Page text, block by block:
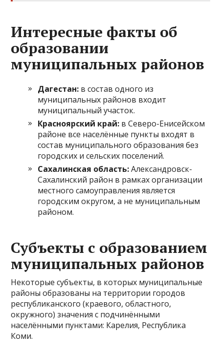
Интересные факты об
образовании
муниципальных районов
Дагестан: в состав одного из
муниципальных районов входит
муниципальный участок.
Красноярский край: в Северо-Енисейском
районе все населённые пункты входят в
состав муниципального образования без
городских и сельских поселений.
Сахалинская область:Александровск-
Сахалинский район в рамках организации
местного самоуправления является
городским округом, а не муниципальным
районом.
Субъекты с образованием
муниципальных районов
Некоторые субъекты, в которых муниципальные
районы образованы на территории городов
республиканского (краевого, областного,
окружного) значения с подчинёнными
населёнными пунктами: Карелия, Республика
Коми.